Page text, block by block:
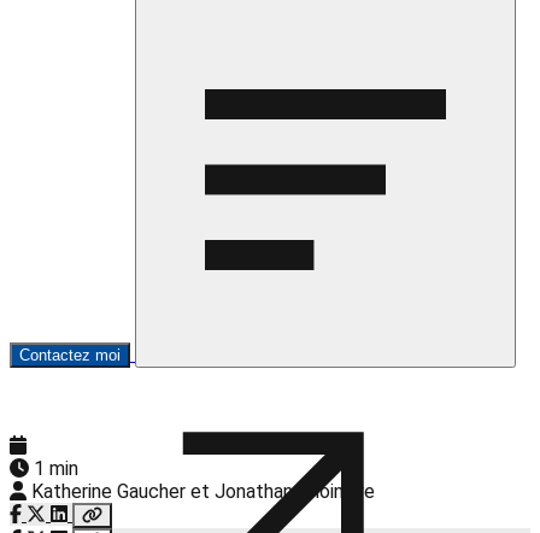
Contactez moi
1 min
Katherine Gaucher et Jonathan Choinière